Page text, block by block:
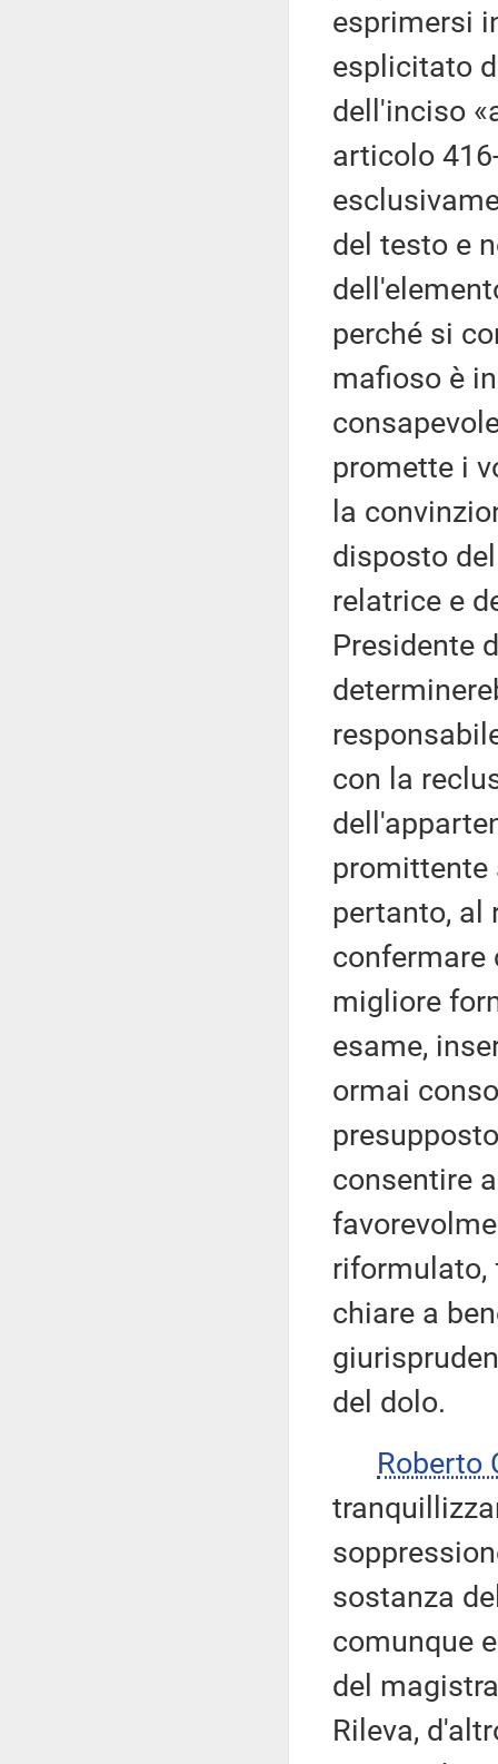
esprimersi
esplicitato
dell'inciso
articolo
del testo e
perché si
mafioso è
promette i
la
disposto
relatrice e
Presidente
con la
promittente
pertanto, al
confermare
migliore
esame,
ormai
consentire
riformulato,
chiare a
del dolo.
Roberto
sostanza
comunque
del
Rileva,